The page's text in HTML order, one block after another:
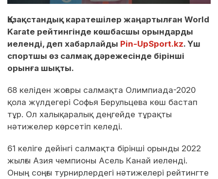
Қазақстандық каратешілер жаңартылған World
Karate рейтингінде көшбасшы орындарды
иеленді, деп хабарлайды Pin-UpSport.kz. Үш
спортшы өз салмақ дәрежесінде бірінші
орынға шықты.
68 келіден жоғары салмақта Олимпиада-2020
қола жүлдегері Софья Берульцева көш бастап
тұр. Ол халықаралық деңгейде тұрақты
нәтижелер көрсетіп келеді.
61 келіге дейінгі салмақта бірінші орынды 2022
жылғы Азия чемпионы Асель Канай иеленді.
Оның соңғы турнирлердегі нәтижелері рейтингте